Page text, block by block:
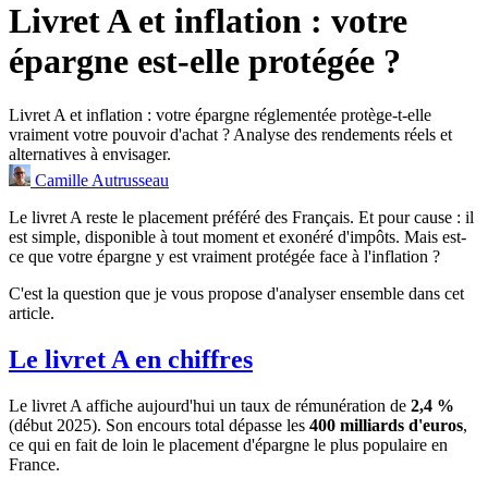
Livret A et inflation : votre
épargne est-elle protégée ?
Livret A et inflation : votre épargne réglementée protège-t-elle
vraiment votre pouvoir d'achat ? Analyse des rendements réels et
alternatives à envisager.
Camille Autrusseau
Le livret A reste le placement préféré des Français. Et pour cause : il
est simple, disponible à tout moment et exonéré d'impôts. Mais est-
ce que votre épargne y est vraiment protégée face à l'inflation ?
C'est la question que je vous propose d'analyser ensemble dans cet
article.
Le livret A en chiffres
Le livret A affiche aujourd'hui un taux de rémunération de 2,4 %
(début 2025). Son encours total dépasse les 400 milliards d'euros,
ce qui en fait de loin le placement d'épargne le plus populaire en
France.